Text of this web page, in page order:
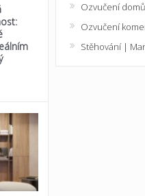
Ozvučení
Ozvučení
Stěhování |